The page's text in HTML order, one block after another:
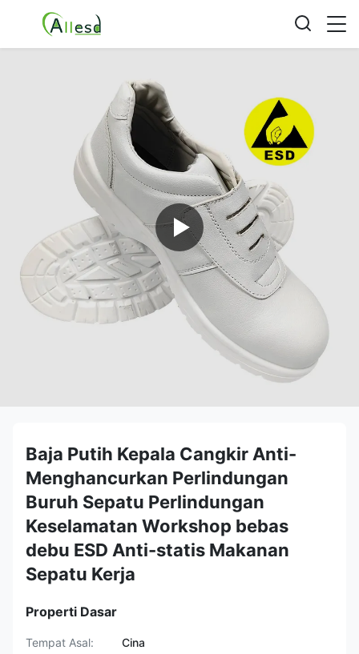
Baja Putih Kepala Cangkir Anti-
Menghancurkan Perlindungan
Buruh Sepatu Perlindungan
Keselamatan Workshop bebas
debu ESD Anti-statis Makanan
Sepatu Kerja
Properti Dasar
Tempat Asal:
Cina